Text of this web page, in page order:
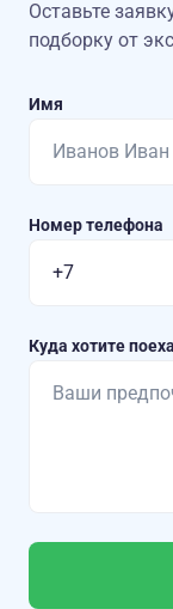
Оставьте
подборку от
Имя
Номер телефона
Куда хотите